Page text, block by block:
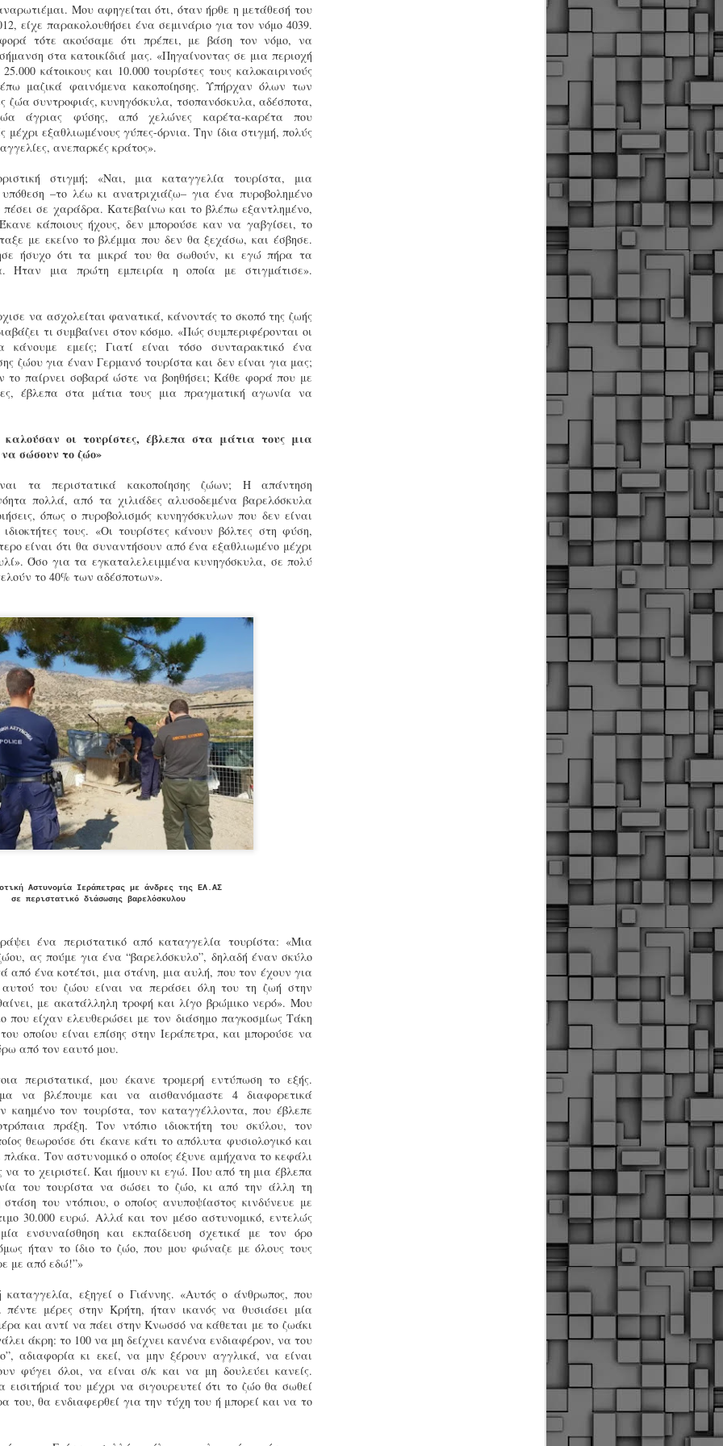
Μου αφηγείται ότι, όταν ήρθε η μετάθεσή του
είχε παρακολουθήσει ένα σεμινάριο για τον νόμο 4039.
τότε ακούσαμε ότι πρέπει, με βάση τον νόμο, να
στα κατοικίδιά μας. «Πηγαίνοντας σε μια περιοχή
κάτοικους και 10.000 τουρίστες τους καλοκαιρινούς
μαζικά φαινόμενα κακοποίησης. Υπήρχαν όλων των
ζώα συντροφιάς, κυνηγόσκυλα, τσοπανόσκυλα, αδέσποτα,
άγριας φύσης, από χελώνες καρέτα-καρέτα που
μέχρι εξαθλιωμένους γύπες-όρνια. Την ίδια στιγμή, πολύς
ανεπαρκές κράτος».
στιγμή; «Ναι, μια καταγγελία τουρίστα, μια
–το λέω κι ανατριχιάζω– για ένα πυροβολημένο
πέσει σε χαράδρα. Κατεβαίνω και το βλέπω εξαντλημένο,
κάποιους ήχους, δεν μπορούσε καν να γαβγίσει, το
με εκείνο το βλέμμα που δεν θα ξεχάσω, και έσβησε.
ήσυχο ότι τα μικρά του θα σωθούν, κι εγώ πήρα τα
Ήταν μια πρώτη εμπειρία η οποία με στιγμάτισε».
να ασχολείται φανατικά, κάνοντάς το σκοπό της ζωής
τι συμβαίνει στον κόσμο. «Πώς συμπεριφέρονται οι
εμείς; Γιατί είναι τόσο συνταρακτικό ένα
ζώου για έναν Γερμανό τουρίστα και δεν είναι για μας;
το παίρνει σοβαρά ώστε να βοηθήσει; Κάθε φορά που με
έβλεπα στα μάτια τους μια πραγματική αγωνία να
οι τουρίστες, έβλεπα στα μάτια τους μια
σώσουν το ζώο»
τα περιστατικά κακοποίησης ζώων; Η απάντηση
πολλά, από τα χιλιάδες αλυσοδεμένα βαρελόσκυλα
όπως ο πυροβολισμός κυνηγόσκυλων που δεν είναι
τους. «Οι τουρίστες κάνουν βόλτες στη φύση,
είναι ότι θα συναντήσουν από ένα εξαθλιωμένο μέχρι
Όσο για τα εγκαταλελειμμένα κυνηγόσκυλα, σε πολύ
το 40% των αδέσποτων».
Αστυνομία Ιεράπετρας με άνδρες της ΕΛ.ΑΣ
σε περιστατικό διάσωσης βαρελόσκυλου
ένα περιστατικό από καταγγελία τουρίστα: «Μια
ας πούμε για ένα “βαρελόσκυλο”, δηλαδή έναν σκύλο
από ένα κοτέτσι, μια στάνη, μια αυλή, που τον έχουν για
του ζώου είναι να περάσει όλη του τη ζωή στην
με ακατάλληλη τροφή και λίγο βρώμικο νερό». Μου
που είχαν ελευθερώσει με τον διάσημο παγκοσμίως Τάκη
οποίου είναι επίσης στην Ιεράπετρα, και μπορούσε να
από τον εαυτό μου.
περιστατικά, μου έκανε τρομερή εντύπωση το εξής.
να βλέπουμε και να αισθανόμαστε 4 διαφορετικά
καημένο τον τουρίστα, τον καταγγέλλοντα, που έβλεπε
πράξη. Τον ντόπιο ιδιοκτήτη του σκύλου, τον
θεωρούσε ότι έκανε κάτι το απόλυτα φυσιολογικό και
πλάκα. Τον αστυνομικό ο οποίος έξυνε αμήχανα το κεφάλι
το χειριστεί. Και ήμουν κι εγώ. Που από τη μια έβλεπα
του τουρίστα να σώσει το ζώο, κι από την άλλη τη
του ντόπιου, ο οποίος ανυποψίαστος κινδύνευε με
30.000 ευρώ. Αλλά και τον μέσο αστυνομικό, εντελώς
ενσυναίσθηση και εκπαίδευση σχετικά με τον όρο
ήταν το ίδιο το ζώο, που μου φώναζε με όλους τους
με από εδώ!”»
εξηγεί ο Γιάννης. «Αυτός ο άνθρωπος, που
πέντε μέρες στην Κρήτη, ήταν ικανός να θυσιάσει μία
και αντί να πάει στην Κνωσσό να κάθεται με το ζωάκι
άκρη: το 100 να μη δείχνει κανένα ενδιαφέρον, να του
αδιαφορία κι εκεί, να μην ξέρουν αγγλικά, να είναι
φύγει όλοι, να είναι σ/κ και να μη δουλεύει κανείς.
του μέχρι να σιγουρευτεί ότι το ζώο θα σωθεί
του, θα ενδιαφερθεί για την τύχη του ή μπορεί και να το
τμήματα δοκιμων Αστυφυλάκων Νάουσας, Γρεβενων
και Μουζακίου το 2ο μέρος της Θεωρητικής
εκπαίδευσης 4/5 - 31/5
έκδοση εγκυκλιου οδηγιών σχετικά με το χρονοδιάγραμμα
(θεωρητικής και πρακτικής) των νεοδιορισθέντων
της προκήρυξης 1Κ/2024, προχώρησε Τμήμα Εποπτείας
Δυναμικού Δημοτικής Αστυνομίας, της Δ/νσης
Τοπ. Αυτοδιοίκησης, της Γενικής Γραμματείας
Διοίκησης του Υπ. Εσωτερικών.
Δημοσιέυθηκε στο ΦΕΚ Β' 1682/26-03-2026 η
Απόφαση 16458 με θέμα;: «Εισαγωγική Εκπαίδευση -
δημοτικής αστυνομίας»
στο ΦΕΚ Β' 1682/26-03-2026 η Aπόφαση 16458 με
«Εισαγωγική Εκπαίδευση - Επιμόρφωση του ειδικού
προσωπικού της δημοτικής αστυνομίας».
Φωτορεπορτάζ από τις ορκωμοσίες των
νεοπροσληφθέντων Δημοτιοκών Αστυνομικών
(ανανεώνεται συνεχώς)
οι ορκωμοσίες των νέων Δημοτικών Αστυνομικών
δήμους της χώρας. Το Dimastin, αναζητεί σχετικό
υλικό στο διαδίκτυο και σας το παρουσιάζει σε
τους υλικό στο dimasthes@gmail.gr ώστε να το
εδώ, άμεσα.
Θεσσαλονίκη: Ορκίστηκαν οι 75 νέοι δημοτικοί
αστυνομικοί – Τι τους ζήτησε ο Αγγελούδης
Ενισχύεται το έργο της δημοτικής αστυνομίας στο δήμο
καθώς το πρωί της Τετάρτης 18 Μαρτίου
οι 75 νέοι δημοτικοί αστυνομικοί.
να είμαι σήμερα στην ορκωμοσία τους.
Ξεκίνησαν εδώ και μια εβδομάδα οι αφίξεις των
νεοπροσληφθέντων Δημοτικών Αστυνομικών στους
δήμους και οι ορκωμοσίες τους - Πλήρες
Φωτογραφικό ρεπορτάζ
μέρες ζει ο "οργανισμός" της Δημοτικής Αστυνομίας!
θυμίσουμε ότι κανονικές προσλήψεις στην Δημοτική
έχουν να γίνουν από το 2010. Δεκαέξι ολόκληρα
Και βέβαια, ακόμη και με αυτές τις προσλήψεις, δεν
ούτε τα 2/3 των Δημοτικών Αστυνομικών που
το 2013 προ της κατάργησης της υπηρεσίας με
του σημερινού πρωθυπουργού Κυριάκου Μητσοτάκη. Ας
απολογισμός ελέγχων τήρησης νομοθεσίας
δεσποζόμενων Ζώων συντροφιάς
Αστυνομία Θεσσαλονίκης, με στόχο την προστασία των
και την ομαλή συμβίωση στην πόλη.
ΣτΕ: Οριστική απόρριψη της επαναφοράς του 13ου
Με την απόφαση αυτή, το ΣτΕ απορρίπτει οριστικά τις
των δημοσίων υπαλλήλων για επαναφορά των
επικυρώνοντας την τρέχουσα κατάσταση παρά τις
της ΑΔΕΔΥ
ΣτΕ απέρριψε οριστικά την προσφυγή της ΑΔΕΔΥ και ενός
για την επαναφορά των δώρων Χριστουγέννων,
και θερινής άδειας (13ος και 14ος μισθός) στους
του δημόσιου τομέα, κλείνοντας μια μακρά
δεκαετιών που αφορούσε τις μνημονιακές περικοπές.
Εγγύκλιος ΥΠ.ΕΣ: Προκήρυξη 1Κ/2024 -
Γνωστοποίηση έκδοσης οριστικών αποτελεσμάτων –
Παροχή οδηγιών.